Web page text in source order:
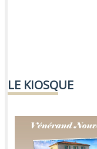
LE KIOSQUE